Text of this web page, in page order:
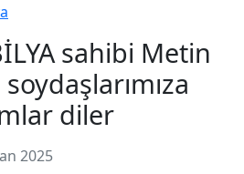
sahibi Metin
diler
2025